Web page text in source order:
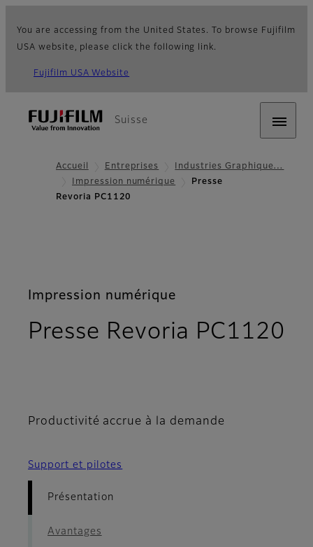
You are accessing from the United States. To browse Fujifilm
USA website, please click the following link.
Fujifilm USA Website
Suisse
Accueil Entreprises
Industries Graphique…
Impression numérique
Presse
Revoria PC1120
Impression numérique
Presse Revoria PC1120
Productivité accrue à la demande
Support et pilotes
Présentation
Avantages